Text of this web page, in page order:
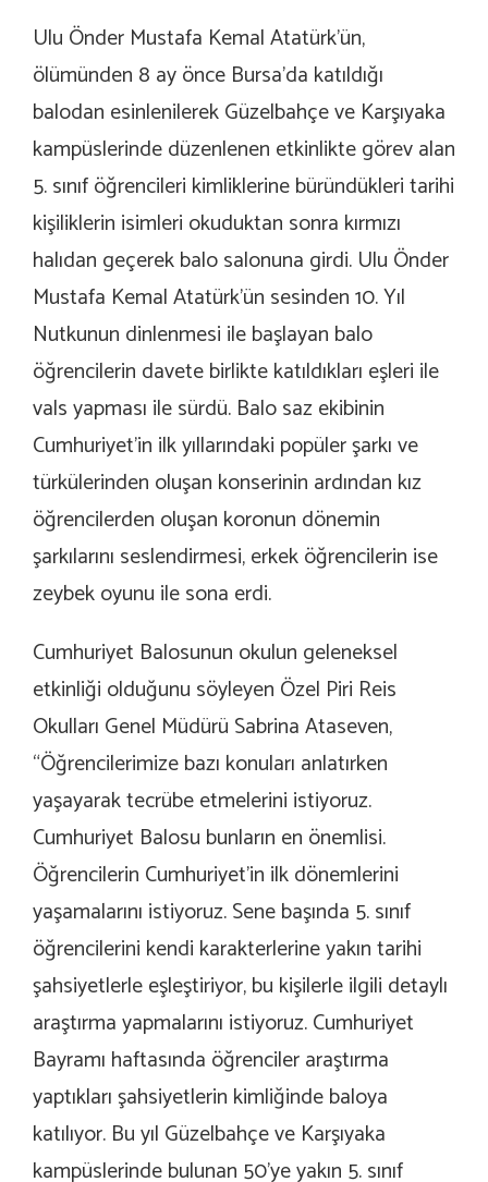
Ulu Önder Mustafa Kemal Atatürk’ün,
ölümünden 8 ay önce Bursa’da katıldığı
balodan esinlenilerek Güzelbahçe ve Karşıyaka
kampüslerinde düzenlenen etkinlikte görev alan
5. sınıf öğrencileri kimliklerine büründükleri tarihi
kişiliklerin isimleri okuduktan sonra kırmızı
halıdan geçerek balo salonuna girdi. Ulu Önder
Mustafa Kemal Atatürk’ün sesinden 10. Yıl
Nutkunun dinlenmesi ile başlayan balo
öğrencilerin davete birlikte katıldıkları eşleri ile
vals yapması ile sürdü. Balo saz ekibinin
Cumhuriyet’in ilk yıllarındaki popüler şarkı ve
türkülerinden oluşan konserinin ardından kız
öğrencilerden oluşan koronun dönemin
şarkılarını seslendirmesi, erkek öğrencilerin ise
zeybek oyunu ile sona erdi.
Cumhuriyet Balosunun okulun geleneksel
etkinliği olduğunu söyleyen Özel Piri Reis
Okulları Genel Müdürü Sabrina Ataseven,
“Öğrencilerimize bazı konuları anlatırken
yaşayarak tecrübe etmelerini istiyoruz.
Cumhuriyet Balosu bunların en önemlisi.
Öğrencilerin Cumhuriyet’in ilk dönemlerini
yaşamalarını istiyoruz. Sene başında 5. sınıf
öğrencilerini kendi karakterlerine yakın tarihi
şahsiyetlerle eşleştiriyor, bu kişilerle ilgili detaylı
araştırma yapmalarını istiyoruz. Cumhuriyet
Bayramı haftasında öğrenciler araştırma
yaptıkları şahsiyetlerin kimliğinde baloya
katılıyor. Bu yıl Güzelbahçe ve Karşıyaka
kampüslerinde bulunan 50’ye yakın 5. sınıf